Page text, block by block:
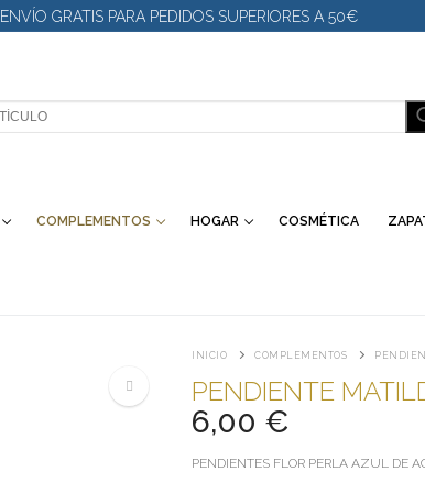
ENVÍO GRATIS PARA PEDIDOS SUPERIORES A 50€
COMPLEMENTOS HOGAR COSMÉTICA
INICIO COMPLEMENTOS
PENDIENTE
6,00 €
PENDIENTES FLOR PERLA AZUL DE